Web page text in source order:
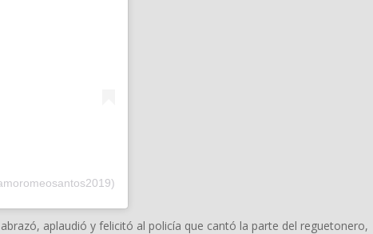
aplaudió y felicitó al policía que cantó la parte del reguetonero,